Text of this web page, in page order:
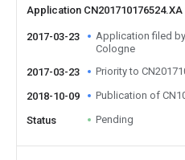
Application
2017-03-23
Application filed
Cologne
2017-03-23
Priority to
2018-10-09 Publication of
Status Pending